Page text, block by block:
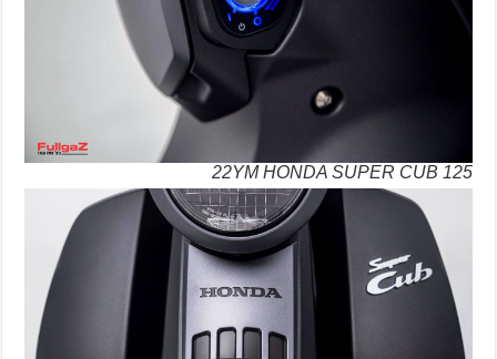
22YM HONDA SUPER CUB 125